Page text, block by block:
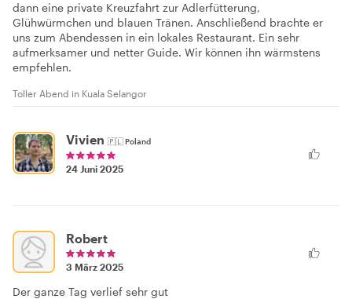
dann eine private Kreuzfahrt zur Adlerfütterung,
Glühwürmchen und blauen Tränen. Anschließend brachte er
uns zum Abendessen in ein lokales Restaurant. Ein sehr
aufmerksamer und netter Guide. Wir können ihn wärmstens
empfehlen.
Toller Abend in Kuala Selangor
Vivien 🇵🇱Poland
24 Juni 2025
Robert
3 März 2025
Der ganze Tag verlief sehr gut